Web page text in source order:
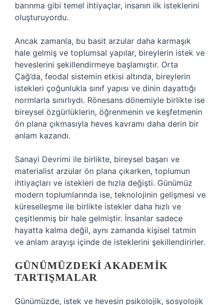
barınma gibi temel ihtiyaçlar, insanın ilk isteklerini
oluşturuyordu.
Ancak zamanla, bu basit arzular daha karmaşık
hale gelmiş ve toplumsal yapılar, bireylerin istek ve
heveslerini şekillendirmeye başlamıştır. Orta
Çağ’da, feodal sistemin etkisi altında, bireylerin
istekleri çoğunlukla sınıf yapısı ve dinin dayattığı
normlarla sınırlıydı. Rönesans dönemiyle birlikte ise
bireysel özgürlüklerin, öğrenmenin ve keşfetmenin
ön plana çıkmasıyla heves kavramı daha derin bir
anlam kazandı.
Sanayi Devrimi ile birlikte, bireysel başarı ve
materialist arzular ön plana çıkarken, toplumun
ihtiyaçları ve istekleri de hızla değişti. Günümüz
modern toplumlarında ise, teknolojinin gelişmesi ve
küreselleşme ile birlikte istekler daha hızlı ve
çeşitlenmiş bir hale gelmiştir. İnsanlar sadece
hayatta kalma değil, aynı zamanda kişisel tatmin
ve anlam arayışı içinde de isteklerini şekillendirirler.
GÜNÜMÜZDEKI AKADEMIK
TARTIŞMALAR
Günümüzde, istek ve hevesin psikolojik, sosyolojik